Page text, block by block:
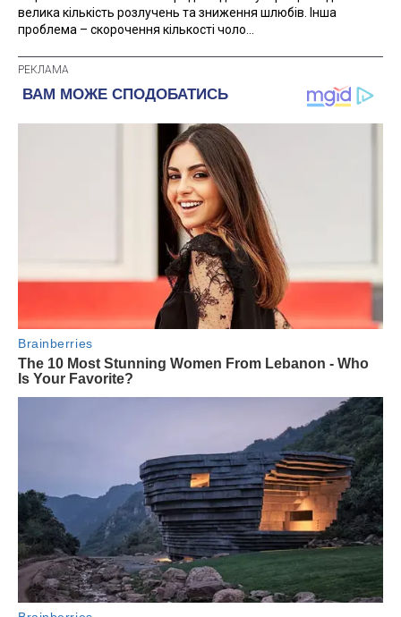
велика кількість розлучень та зниження шлюбів. Інша
проблема – скорочення кількості чоло...